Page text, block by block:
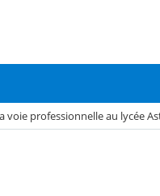
voie professionnelle au lycée